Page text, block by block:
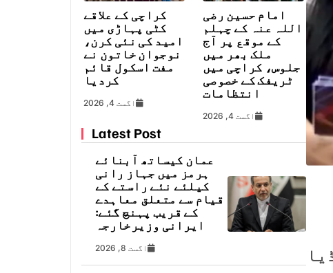
امام حسین رضی
اللہ عنہ کے چہلم
کے موقع پر آج
ملک بھر میں
جلوس، کراچی میں
ٹریفک کے خصوصی
انتظامات
اگست 4, 2026
کراچی کے علاقے
کٹی پہاڑی میں
امید کی نئی کرن،
نوجوان خاتون نے
مفت اسکول قائم
کردیا
اگست 4, 2026
Latest Post
عمان کیساتھ آبنائے
ہرمز میں جہاز رانی
کیلئے نئے راستے کے
قیام سے متعلق معاہدے
کے قریب پہنچ گئے:
ایرانی وزیرخارجہ
اگست 8, 2026